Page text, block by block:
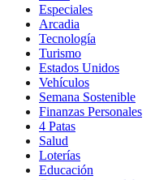
Especiales
Arcadia
Tecnología
Turismo
Estados Unidos
Vehículos
Semana Sostenible
Finanzas Personales
4 Patas
Salud
Loterías
Educación